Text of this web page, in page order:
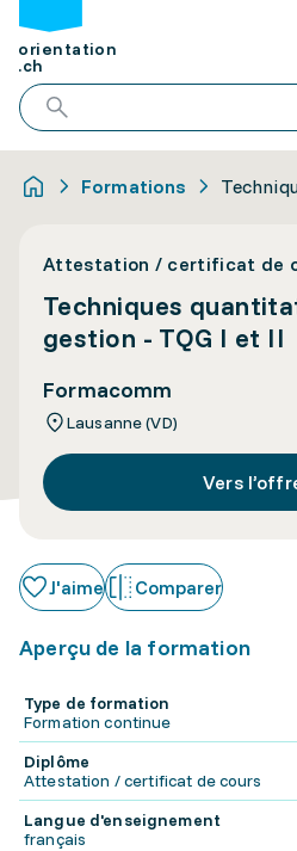
orientation
.ch
Formations
Attestation / certificat de
Techniques
gestion - TQG I et II
Formacomm
Lausanne (VD)
Vers
J'aime Comparer
Aperçu de la formation
Type de formation
Formation continue
Diplôme
Attestation / certificat de cours
Langue d'enseignement
français